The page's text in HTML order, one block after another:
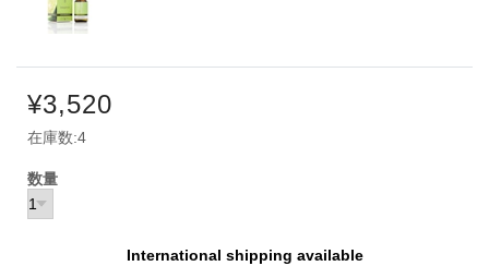
¥3,520
在庫数:4
数量
International shipping available